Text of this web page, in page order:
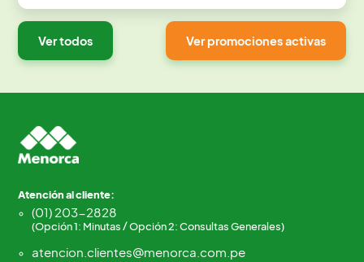
Ver todos Ver promociones activas
Atención al cliente:
(01) 203-2828
(Opción 1: Minutas / Opción 2: Consultas Generales)
atencion.clientes@menorca.com.pe